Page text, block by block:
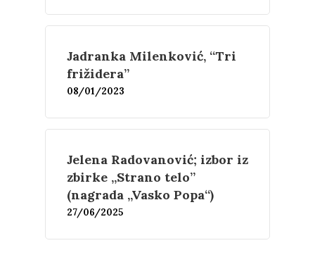
Jadranka Milenković, “Tri
frižidera”
08/01/2023
Jelena Radovanović; izbor iz
zbirke „Strano telo”
(nagrada „Vasko Popa“)
27/06/2025
Umetnost
Šta čitamo?
O nama
Skup “Estetika
Kontakt